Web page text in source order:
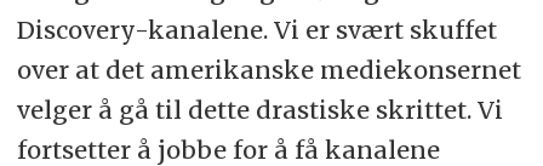
Discovery-kanalene. Vi er svært skuffet
over at det amerikanske mediekonsernet
velger å gå til dette drastiske skrittet. Vi
fortsetter å jobbe for å få kanalene